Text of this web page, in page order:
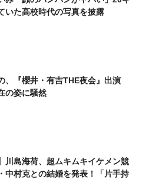
いた高校時代の写真を披露
、『櫻井・有吉THE夜会』出演
の姿に騒然
川島海荷、超ムキムキイケメン競
中村克との結婚を発表！「片手持